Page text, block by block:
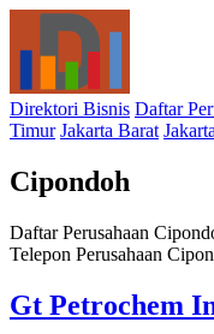
Direktori Bisnis Daftar
Timur Jakarta Barat
Cipondoh
Daftar Perusahaan
Telepon Perusahaan
Gt Petrochem